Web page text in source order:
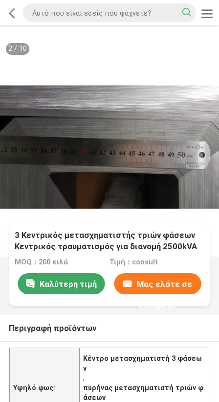
2/ 10
3 Κεντρικός μετασχηματιστής τριών φάσεων
Κεντρικός τραυματισμός για διανομή 2500kVA
MOQ：200 κιλά Τιμή：consult
Καλύτερη τιμή Μας ελάτε σε
επαφή με
Περιγραφή προϊόντων
Υψηλό φως:
Κέντρο μετασχηματιστή 3 φάσεω
ν
,
πυρήνας μετασχηματιστή τριών φ
άσεων